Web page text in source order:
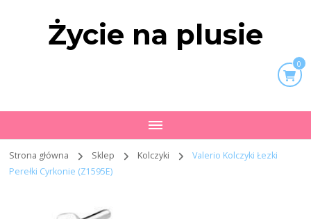
Życie na plusie
0
Strona główna Sklep Kolczyki
Valerio Kolczyki Łezki
Perełki Cyrkonie (Z1595E)